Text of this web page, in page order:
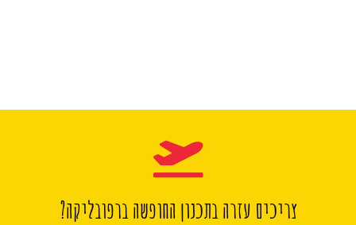
צריכים עזרה בתכנון החופשה ברפובליקה?